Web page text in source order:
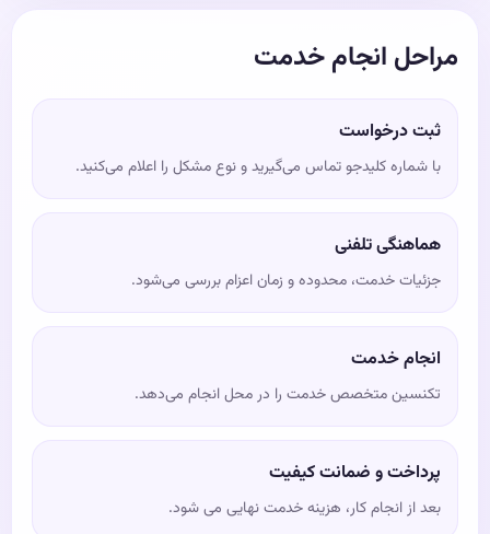
مراحل انجام خدمت
ثبت درخواست
با شماره کلیدجو تماس می‌گیرید و نوع مشکل را اعلام می‌کنید.
هماهنگی تلفنی
جزئیات خدمت، محدوده و زمان اعزام بررسی می‌شود.
انجام خدمت
تکنسین متخصص خدمت را در محل انجام می‌دهد.
پرداخت و ضمانت کیفیت
بعد از انجام کار، هزینه خدمت نهایی می شود.